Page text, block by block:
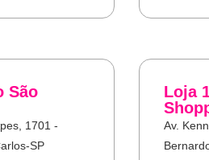
São
1701 -
SP
Loja
Av.